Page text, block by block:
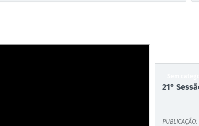
convocada de forma especial por meio de edital expedido
21°